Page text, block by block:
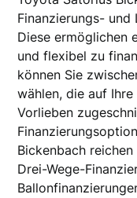
Finanzierungs- und
Diese ermöglichen
und flexibel zu
können Sie
wählen, die auf
Vorlieben
Bickenbach
Drei-Wege-